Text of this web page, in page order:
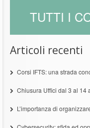
TUTTI I
Articoli recenti
Corsi IFTS: una strada
Chiusura Uffici dal 3 al 14
L’importanza di